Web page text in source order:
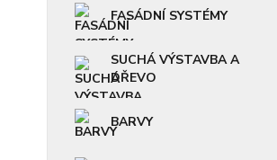
FASÁDNÍ SYSTÉMY
SUCHÁ VÝSTAVBA A
DŘEVO
BARVY